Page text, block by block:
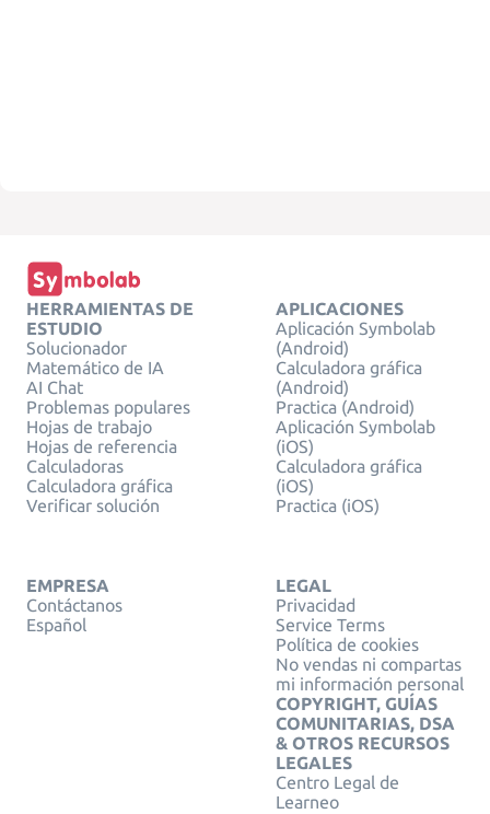
HERRAMIENTAS DE
ESTUDIO
Solucionador
Matemático de IA
AI Chat
Problemas populares
Hojas de trabajo
Hojas de referencia
Calculadoras
Calculadora gráfica
Verificar solución
APLICACIONES
Aplicación Symbolab
(Android)
Calculadora gráfica
(Android)
Practica (Android)
Aplicación Symbolab
(iOS)
Calculadora gráfica
(iOS)
Practica (iOS)
EMPRESA
Contáctanos
Español
LEGAL
Privacidad
Service Terms
Política de cookies
No vendas ni compartas
mi información personal
COPYRIGHT, GUÍAS
COMUNITARIAS, DSA
& OTROS RECURSOS
LEGALES
Centro Legal de
Learneo